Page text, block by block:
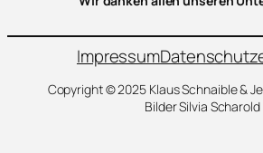
Impressum
Copyright © 2025 Klaus Schnaible &
Bilder Silvia Scharold